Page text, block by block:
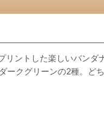
ントした楽しいバンダナ
クグリーンの2種。ど